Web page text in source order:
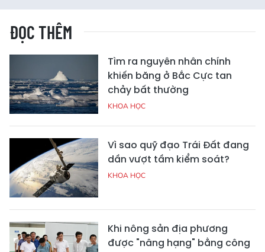
ĐỌC THÊM
Tìm ra nguyên nhân chính
khiến băng ở Bắc Cực tan
chảy bất thường
KHOA HỌC
Vì sao quỹ đạo Trái Đất đang
dần vượt tầm kiểm soát?
KHOA HỌC
Khi nông sản địa phương
được "nâng hạng" bằng công